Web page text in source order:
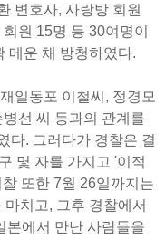
변호사, 사랑방 회원
원 15명 등 30여명이
메운 채 방청하였다.
일동포 이철씨, 정경모
선 씨 등과의 관계를
다. 그러다가 경찰은 결
몇 자를 가지고 '이적
또한 7월 26일까지는
치고, 그후 경찰에서
본에서 만난 사람들을